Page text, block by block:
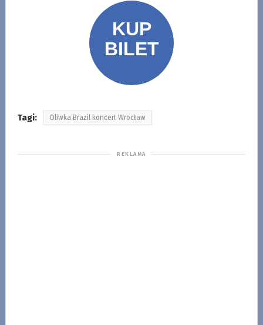
Tagi: Oliwka Brazil koncert Wrocław